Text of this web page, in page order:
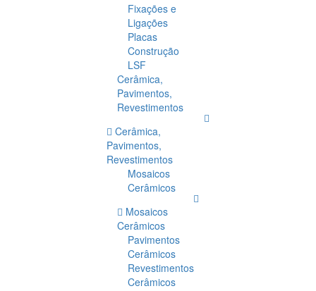
Fixações e
Ligações
Placas
Construção
LSF
Cerâmica,
Pavimentos,
Revestimentos
Cerâmica,
Pavimentos,
Revestimentos
Mosaicos
Cerâmicos
Mosaicos
Cerâmicos
Pavimentos
Cerâmicos
Revestimentos
Cerâmicos